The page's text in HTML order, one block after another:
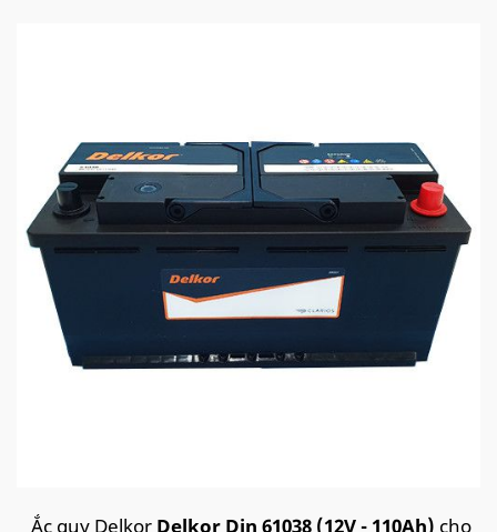
Ắc quy Delkor Delkor Din 61038 (12V - 110Ah) cho